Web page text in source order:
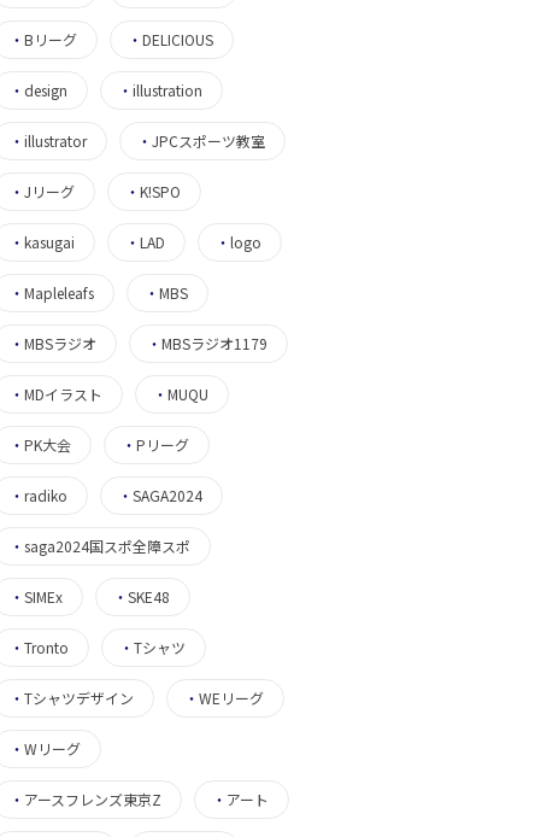
・ Bリーグ ・ DELICIOUS
・ design ・ illustration
・ illustrator ・ JPCスポーツ教室
・ Jリーグ ・ K!SPO
・ kasugai ・ LAD ・ logo
・ Mapleleafs ・ MBS
・ MBSラジオ ・ MBSラジオ1179
・ MDイラスト ・ MUQU
・ PK大会 ・ Pリーグ
・ radiko ・ SAGA2024
・ saga2024国スポ全障スポ
・ SIMEx ・ SKE48
・ Tronto ・ Tシャツ
・ Tシャツデザイン ・ WEリーグ
・ Wリーグ
・ アースフレンズ東京Z ・ アート